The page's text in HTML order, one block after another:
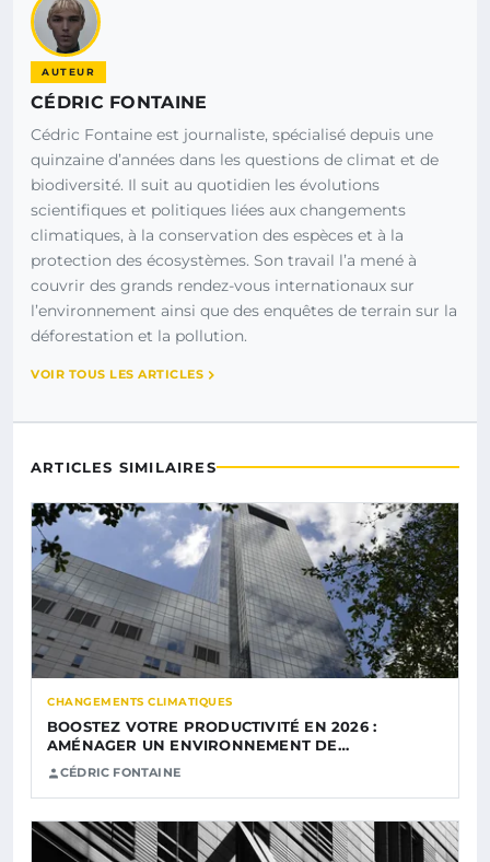
AUTEUR
CÉDRIC FONTAINE
Cédric Fontaine est journaliste, spécialisé depuis une
quinzaine d’années dans les questions de climat et de
biodiversité. Il suit au quotidien les évolutions
scientifiques et politiques liées aux changements
climatiques, à la conservation des espèces et à la
protection des écosystèmes. Son travail l’a mené à
couvrir des grands rendez-vous internationaux sur
l’environnement ainsi que des enquêtes de terrain sur la
déforestation et la pollution.
VOIR TOUS LES ARTICLES
ARTICLES SIMILAIRES
CHANGEMENTS CLIMATIQUES
BOOSTEZ VOTRE PRODUCTIVITÉ EN 2026 :
AMÉNAGER UN ENVIRONNEMENT DE…
CÉDRIC FONTAINE